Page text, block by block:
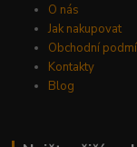
O nás
Jak nakupovat
Obchodní
Kontakty
Blog